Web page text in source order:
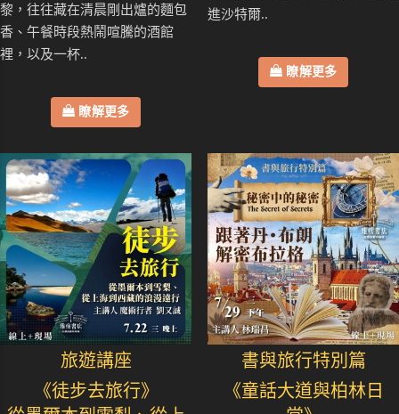
黎，往往藏在清晨剛出爐的麵包
香、午餐時段熱鬧喧騰的酒館
裡，以及一杯..
瞭解更多
進沙特爾..
瞭解更多
旅遊講座
《徒步去旅行》
書與旅行特別篇
《童話大道與柏林日